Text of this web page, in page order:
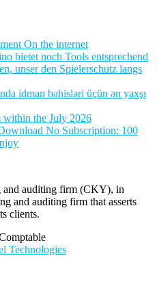
On the internet
bietet noch Tools entsprechend
unser den Spielerschutz langs
idman bahisləri üçün ən yaxşı
within the July 2026
No Subscription: 100
and auditing firm (CKY), in
and auditing firm that asserts
clients.
Technologies